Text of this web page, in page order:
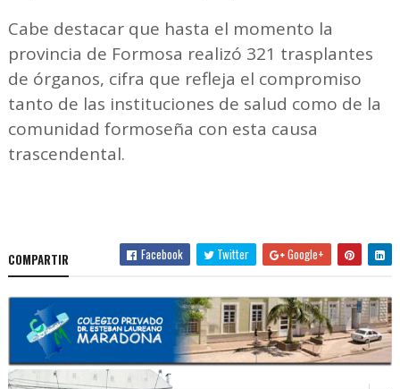
Cabe destacar que hasta el momento la
provincia de Formosa realizó 321 trasplantes
de órganos, cifra que refleja el compromiso
tanto de las instituciones de salud como de la
comunidad formoseña con esta causa
trascendental.
COMPARTIR Facebook Twitter Google+